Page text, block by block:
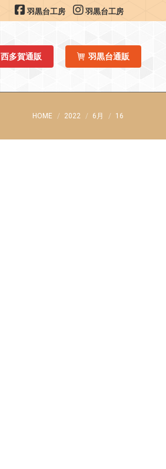
羽黒台工房 羽黒台工房
西多賀通販 羽黒台通販
You are here:
HOME 2022 6月 16